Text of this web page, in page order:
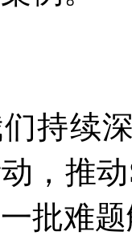
续深
，推
批难